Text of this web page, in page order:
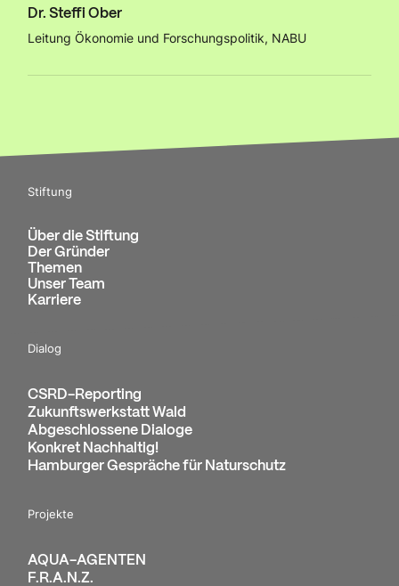
Dr. Steffi Ober
Leitung Ökonomie und Forschungspolitik, NABU
Stiftung
Über die Stiftung
Der Gründer
Themen
Unser Team
Karriere
Dialog
CSRD-Reporting
Zukunftswerkstatt Wald
Abgeschlossene Dialoge
Konkret Nachhaltig!
Hamburger Gespräche für Naturschutz
Projekte
AQUA-AGENTEN
F.R.A.N.Z.